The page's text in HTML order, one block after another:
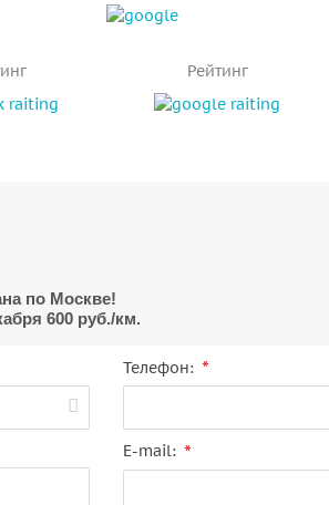
Рейтинг
по Москве!
600 руб./км.
Телефон: *
E-mail: *